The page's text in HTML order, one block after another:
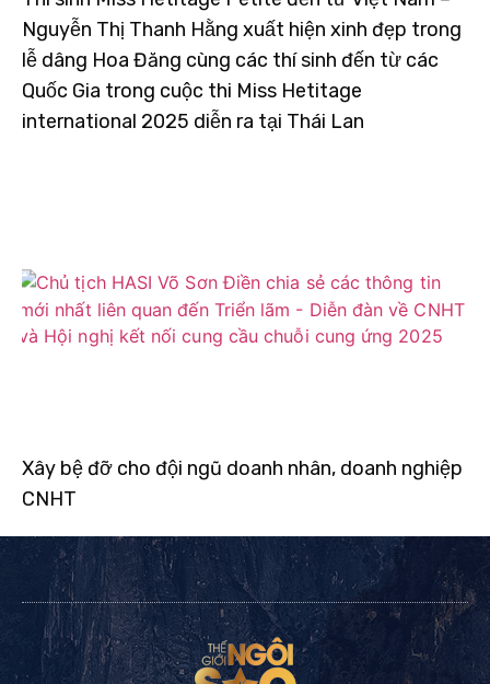
Nguyễn Thị Thanh Hằng xuất hiện xinh đẹp trong
lễ dâng Hoa Đăng cùng các thí sinh đến từ các
Quốc Gia trong cuộc thi Miss Hetitage
international 2025 diễn ra tại Thái Lan
Xây bệ đỡ cho đội ngũ doanh nhân, doanh nghiệp
CNHT